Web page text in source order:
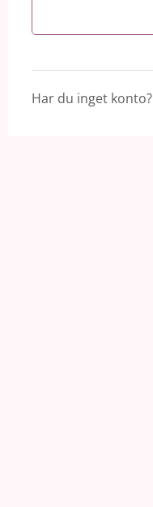
Har du inget konto?